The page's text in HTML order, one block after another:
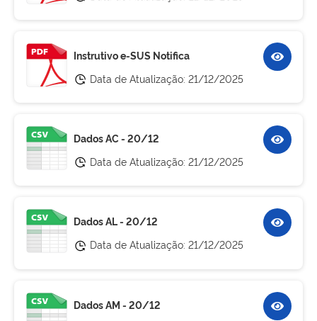
Instrutivo e-SUS Notifica
Data de Atualização: 21/12/2025
Dados AC - 20/12
Data de Atualização: 21/12/2025
Dados AL - 20/12
Data de Atualização: 21/12/2025
Dados AM - 20/12